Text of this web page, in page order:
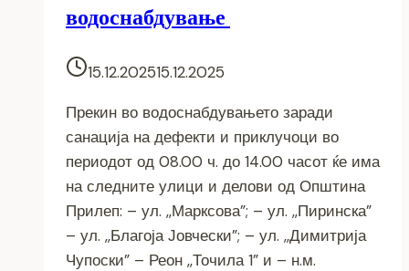
водоснабдување
15.12.202515.12.2025
Прекин во водоснабдувањето заради
санација на дефекти и приклучоци во
периодот од 08.00 ч. до 14.00 часот ќе има
на следните улици и делови од Општина
Прилеп: – ул. ,,Марксова”; – ул. ,,Пиринска”
– ул. ,,Благоја Јовчески”; – ул. ,,Димитрија
Чупоски” – Реон ,,Точила 1” и – н.м.